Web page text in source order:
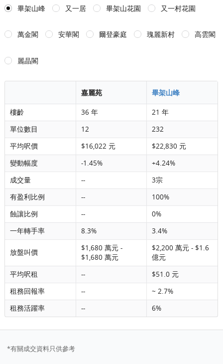
畢架山峰 又一居 畢架山花園 又一村花園
萬金閣 安華閣 爾登豪庭 瑰麗新村 高雲閣
麗晶閣
嘉麗苑 畢架山峰
樓齡 36 年
21 年
單位數目
12
232
平均呎價
$16,022 元
$22,830 元
變動幅度
-1.45%
+4.24%
成交量
--
3宗
有盈利比例
--
100%
蝕讓比例
--
0%
一年轉手率
8.3% 3.4%
放盤叫價
$1,680 萬元 -
$1,680 萬元
$2,200 萬元 - $1.6
億元
平均呎租
--
$51.0 元
租務回報率
--
~ 2.7%
租務活躍率
-- 6%
*有關成交資料只供參考